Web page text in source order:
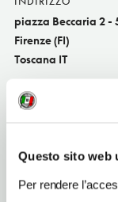
Questo sito web
Per rendere
piazza Beccaria 2 -
Firenze (FI)
Toscana IT
SITO WEB
www.cinehall.it
cinehall@cinehall.it